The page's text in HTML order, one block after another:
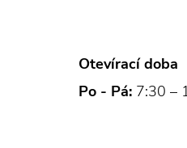
Otevírací doba
Po - Pá: 7:30 –